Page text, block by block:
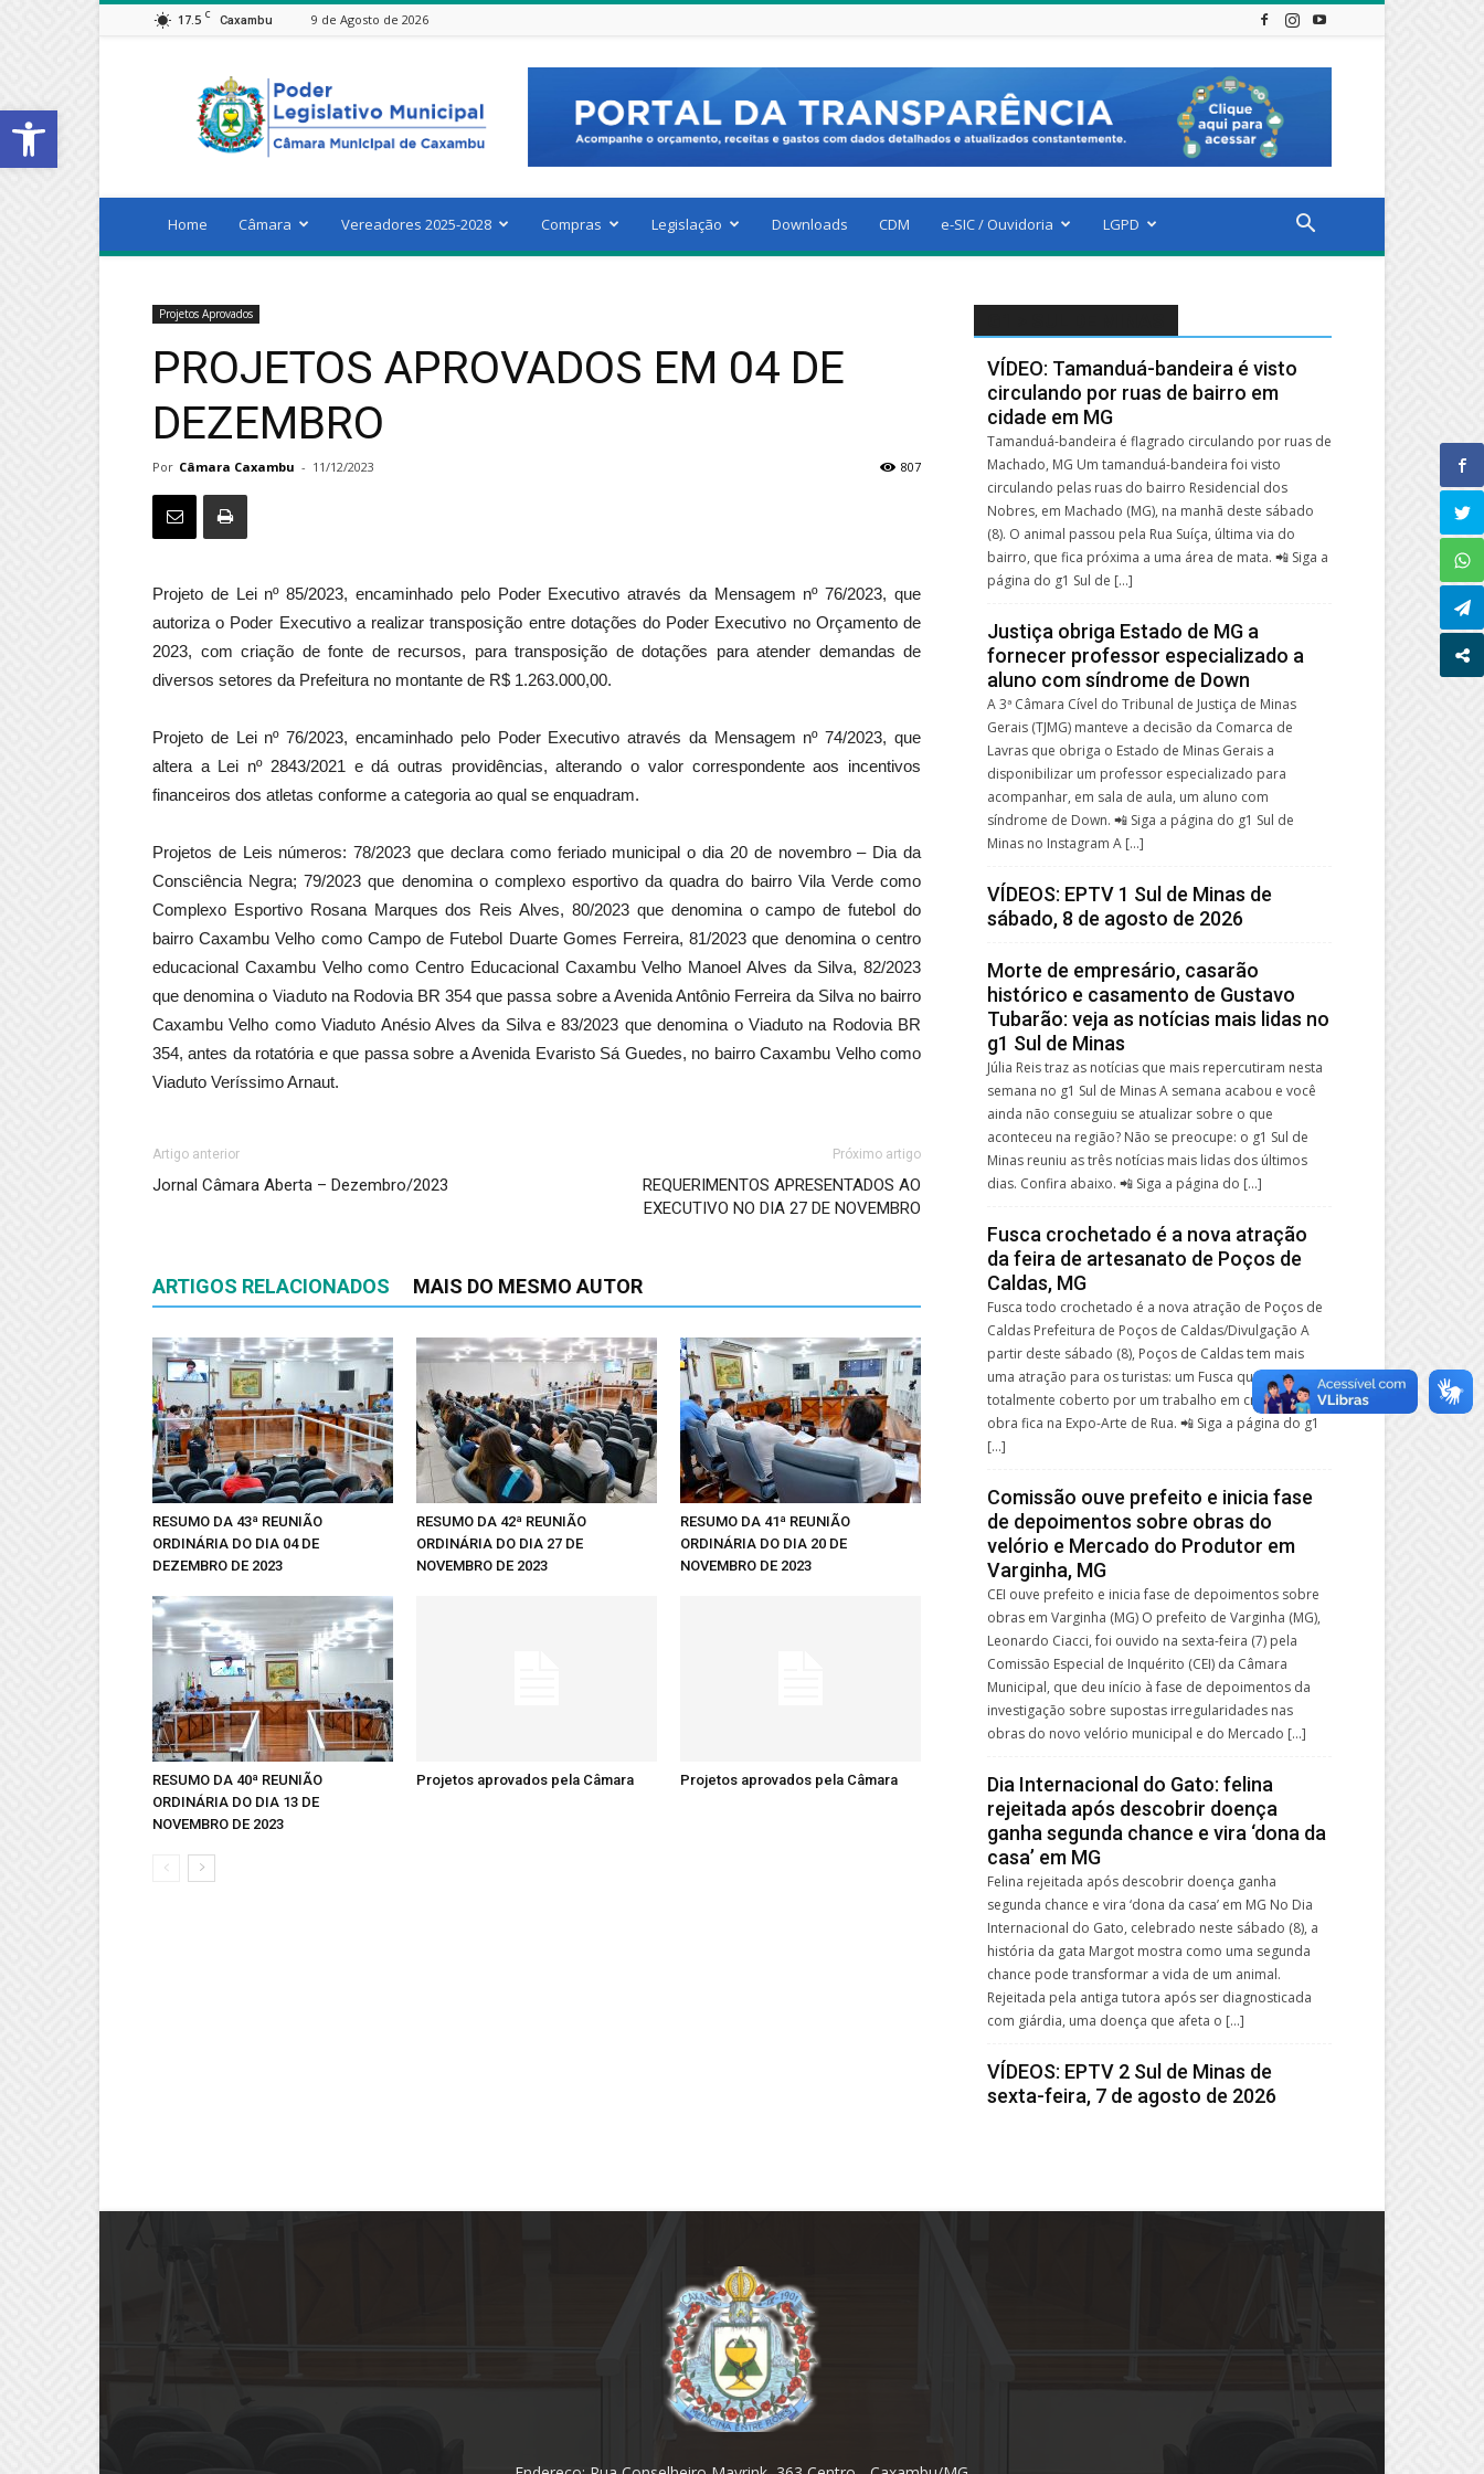
Open toolbar
17.5 C Caxambu 9 de Agosto de 2026
Câmara
Municipal
de
Caxambu
Home Câmara Vereadores 2025-2028 Compras Legislação Downloads CDM e-SIC / Ouvidoria LGPD
Projetos Aprovados
PROJETOS APROVADOS EM 04 DE
DEZEMBRO
Por Câmara Caxambu - 11/12/2023 807
Projeto de Lei nº 85/2023, encaminhado pelo Poder Executivo através da Mensagem nº 76/2023, que
autoriza o Poder Executivo a realizar transposição entre dotações do Poder Executivo no Orçamento de
2023, com criação de fonte de recursos, para transposição de dotações para atender demandas de
diversos setores da Prefeitura no montante de R$ 1.263.000,00.
Projeto de Lei nº 76/2023, encaminhado pelo Poder Executivo através da Mensagem nº 74/2023, que
altera a Lei nº 2843/2021 e dá outras providências, alterando o valor correspondente aos incentivos
financeiros dos atletas conforme a categoria ao qual se enquadram.
Projetos de Leis números: 78/2023 que declara como feriado municipal o dia 20 de novembro – Dia da
Consciência Negra; 79/2023 que denomina o complexo esportivo da quadra do bairro Vila Verde como
Complexo Esportivo Rosana Marques dos Reis Alves, 80/2023 que denomina o campo de futebol do
bairro Caxambu Velho como Campo de Futebol Duarte Gomes Ferreira, 81/2023 que denomina o centro
educacional Caxambu Velho como Centro Educacional Caxambu Velho Manoel Alves da Silva, 82/2023
que denomina o Viaduto na Rodovia BR 354 que passa sobre a Avenida Antônio Ferreira da Silva no bairro
Caxambu Velho como Viaduto Anésio Alves da Silva e 83/2023 que denomina o Viaduto na Rodovia BR
354, antes da rotatória e que passa sobre a Avenida Evaristo Sá Guedes, no bairro Caxambu Velho como
Viaduto Veríssimo Arnaut.
Artigo anterior
Jornal Câmara Aberta – Dezembro/2023
Próximo artigo
REQUERIMENTOS APRESENTADOS AO
EXECUTIVO NO DIA 27 DE NOVEMBRO
ARTIGOS RELACIONADOS MAIS DO MESMO AUTOR
RESUMO DA 43ª REUNIÃO
ORDINÁRIA DO DIA 04 DE
DEZEMBRO DE 2023
RESUMO DA 42ª REUNIÃO
ORDINÁRIA DO DIA 27 DE
NOVEMBRO DE 2023
RESUMO DA 41ª REUNIÃO
ORDINÁRIA DO DIA 20 DE
NOVEMBRO DE 2023
RESUMO DA 40ª REUNIÃO
ORDINÁRIA DO DIA 13 DE
NOVEMBRO DE 2023
Projetos aprovados pela Câmara Projetos aprovados pela Câmara
VÍDEO: Tamanduá-bandeira é visto
circulando por ruas de bairro em
cidade em MG
Tamanduá-bandeira é flagrado circulando por ruas de
Machado, MG Um tamanduá-bandeira foi visto
circulando pelas ruas do bairro Residencial dos
Nobres, em Machado (MG), na manhã deste sábado
(8). O animal passou pela Rua Suíça, última via do
bairro, que fica próxima a uma área de mata. 📲 Siga a
página do g1 Sul de […]
Justiça obriga Estado de MG a
fornecer professor especializado a
aluno com síndrome de Down
A 3ª Câmara Cível do Tribunal de Justiça de Minas
Gerais (TJMG) manteve a decisão da Comarca de
Lavras que obriga o Estado de Minas Gerais a
disponibilizar um professor especializado para
acompanhar, em sala de aula, um aluno com
síndrome de Down. 📲 Siga a página do g1 Sul de
Minas no Instagram A […]
VÍDEOS: EPTV 1 Sul de Minas de
sábado, 8 de agosto de 2026
Morte de empresário, casarão
histórico e casamento de Gustavo
Tubarão: veja as notícias mais lidas no
g1 Sul de Minas
Júlia Reis traz as notícias que mais repercutiram nesta
semana no g1 Sul de Minas A semana acabou e você
ainda não conseguiu se atualizar sobre o que
aconteceu na região? Não se preocupe: o g1 Sul de
Minas reuniu as três notícias mais lidas dos últimos
dias. Confira abaixo. 📲 Siga a página do […]
Fusca crochetado é a nova atração
da feira de artesanato de Poços de
Caldas, MG
Fusca todo crochetado é a nova atração de Poços de
Caldas Prefeitura de Poços de Caldas/Divulgação A
partir deste sábado (8), Poços de Caldas tem mais
uma atração para os turistas: um Fusca que foi
totalmente coberto por um trabalho em crochê. A
obra fica na Expo-Arte de Rua. 📲 Siga a página do g1
[…]
Comissão ouve prefeito e inicia fase
de depoimentos sobre obras do
velório e Mercado do Produtor em
Varginha, MG
CEI ouve prefeito e inicia fase de depoimentos sobre
obras em Varginha (MG) O prefeito de Varginha (MG),
Leonardo Ciacci, foi ouvido na sexta-feira (7) pela
Comissão Especial de Inquérito (CEI) da Câmara
Municipal, que deu início à fase de depoimentos da
investigação sobre supostas irregularidades nas
obras do novo velório municipal e do Mercado […]
Dia Internacional do Gato: felina
rejeitada após descobrir doença
ganha segunda chance e vira ‘dona da
casa’ em MG
Felina rejeitada após descobrir doença ganha
segunda chance e vira ‘dona da casa’ em MG No Dia
Internacional do Gato, celebrado neste sábado (8), a
história da gata Margot mostra como uma segunda
chance pode transformar a vida de um animal.
Rejeitada pela antiga tutora após ser diagnosticada
com giárdia, uma doença que afeta o […]
VÍDEOS: EPTV 2 Sul de Minas de
sexta-feira, 7 de agosto de 2026